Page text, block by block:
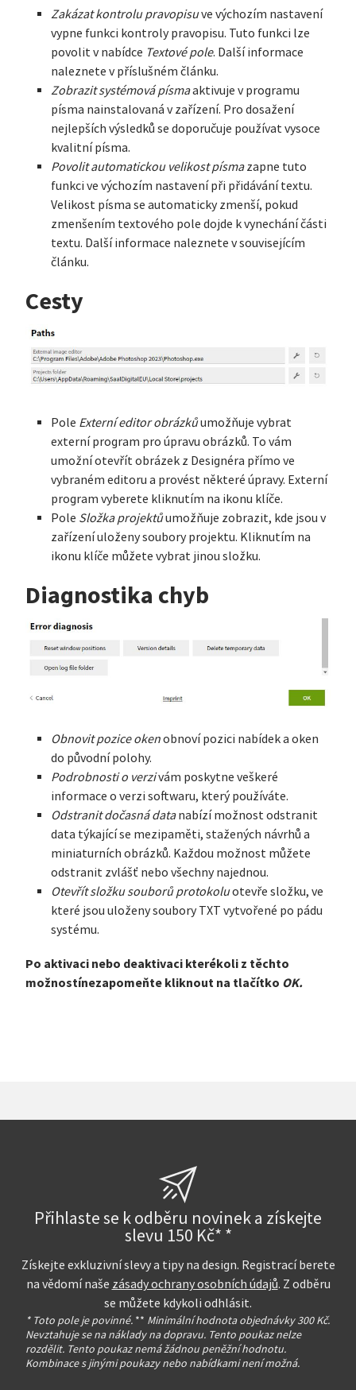
Zakázat kontrolu pravopisuve výchozím nastavení
vypne funkci kontroly pravopisu. Tuto funkci lze
povolit v nabídce Textové pole. Další informace
naleznete v příslušném článku.
Zobrazit systémová písmaaktivuje v programu
písma nainstalovaná v zařízení. Pro dosažení
nejlepších výsledků se doporučuje používat vysoce
kvalitní písma.
Povolit automatickou velikost písmazapne tuto
funkci ve výchozím nastavení při přidávání textu.
Velikost písma se automaticky zmenší, pokud
zmenšením textového pole dojde k vynechání části
textu. Další informace naleznete v souvisejícím
článku.
Cesty
Pole Externí editor obrázkůumožňuje vybrat
externí program pro úpravu obrázků. To vám
umožní otevřít obrázek z Designéra přímo ve
vybraném editoru a provést některé úpravy. Externí
program vyberete kliknutím na ikonu klíče.
Pole Složka projektůumožňuje zobrazit, kde jsou v
zařízení uloženy soubory projektu. Kliknutím na
ikonu klíče můžete vybrat jinou složku.
Diagnostika chyb
Obnovit pozice okenobnoví pozici nabídek a oken
do původní polohy.
Podrobnosti o verzivám poskytne veškeré
informace o verzi softwaru, který používáte.
Odstranit dočasná datanabízí možnost odstranit
data týkající se mezipaměti, stažených návrhů a
miniaturních obrázků. Každou možnost můžete
odstranit zvlášť nebo všechny najednou.
Otevřít složku souborů protokoluotevře složku, ve
které jsou uloženy soubory TXT vytvořené po pádu
systému.
Po aktivaci nebo deaktivaci kterékoli z těchto
možnostínezapomeňte kliknout na tlačítko OK.
Přihlaste se k odběru novinek a získejte
slevu 150 Kč* *
Získejte exkluzivní slevy a tipy na design. Registrací berete
na vědomí naše zásady ochrany osobních údajů. Z odběru
se můžete kdykoli odhlásit.
* Toto pole je povinné. ** Minimální hodnota objednávky 300 Kč.
Nevztahuje se na náklady na dopravu. Tento poukaz nelze
rozdělit. Tento poukaz nemá žádnou peněžní hodnotu.
Kombinace s jinými poukazy nebo nabídkami není možná.